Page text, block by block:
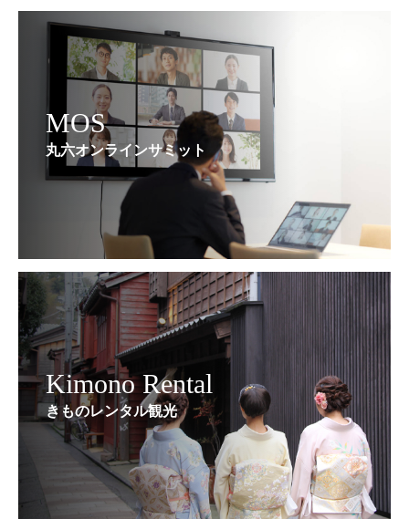
MOS
丸六オンラインサミット
Kimono Rental
きものレンタル観光